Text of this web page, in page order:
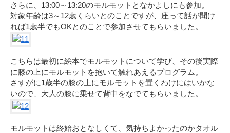
さらに、13:00～13:20のモルモットとなかよしにも参加。
対象年齢は3～12歳くらいとのことですが、座って話が聞け
れば1歳半でもOKとのことで参加させてもらいました。
こちらは最初に絵本でモルモットについて学び、その後実際
に膝の上にモルモットを抱いて触れあえるプログラム。
さすがに1歳半の膝の上にモルモットを置くわけにはいかな
いので、大人の膝に乗せて背中をなでてもらいました。
モルモットは終始おとなしくて、気持ちよかったのかタオル